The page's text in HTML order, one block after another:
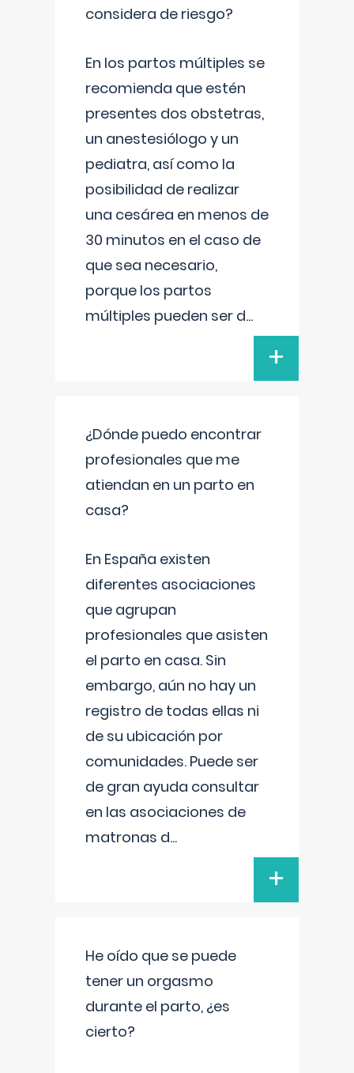
considera de riesgo?
En los partos múltiples se
recomienda que estén
presentes dos obstetras,
un anestesiólogo y un
pediatra, así como la
posibilidad de realizar
una cesárea en menos de
30 minutos en el caso de
que sea necesario,
porque los partos
múltiples pueden ser d...
+
¿Dónde puedo encontrar
profesionales que me
atiendan en un parto en
casa?
En España existen
diferentes asociaciones
que agrupan
profesionales que asisten
el parto en casa. Sin
embargo, aún no hay un
registro de todas ellas ni
de su ubicación por
comunidades. Puede ser
de gran ayuda consultar
en las asociaciones de
matronas d...
+
He oído que se puede
tener un orgasmo
durante el parto, ¿es
cierto?